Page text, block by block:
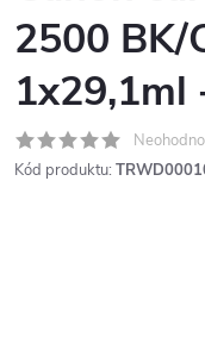
2500 BK/
1x29,1ml
Kód produktu: